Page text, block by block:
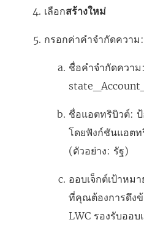
เลือกสร้างใหม่
กรอกค่าคำจำกัดความ:
ชื่อคำจำกัดควา
ชื่อแอตทริบิวต์:
โดยฟังก์ชันแอตท
(ตัวอย่าง: รัฐ)
ออบเจ็กต์เป้าหม
ที่คุณต้องการดึง
LWC รองรับออ